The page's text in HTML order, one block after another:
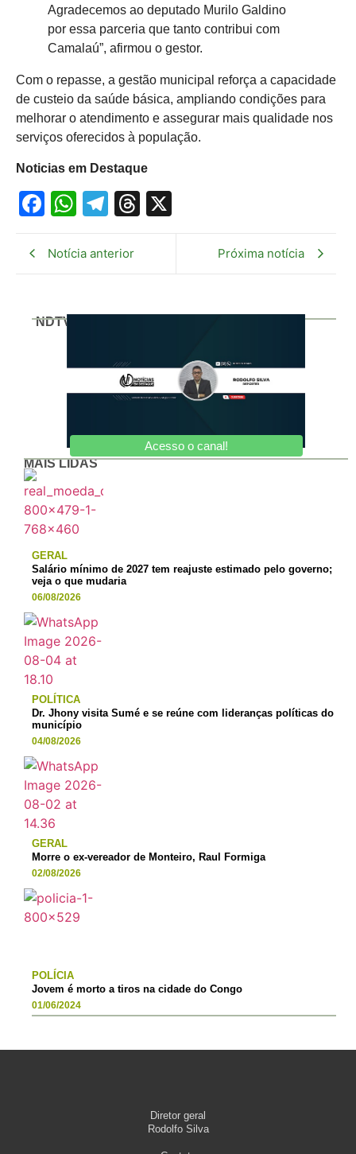
Agradecemos ao deputado Murilo Galdino
por essa parceria que tanto contribui com
Camalaú”, afirmou o gestor.
Com o repasse, a gestão municipal reforça a capacidade
de custeio da saúde básica, ampliando condições para
melhorar o atendimento e assegurar mais qualidade nos
serviços oferecidos à população.
Noticias em Destaque
Facebook
WhatsApp
Telegram
Threads
Notícia anterior Próxima notícia
NDTV
Acesso o canal!
MAIS LIDAS
GERAL
Salário mínimo de 2027 tem reajuste estimado pelo governo;
veja o que mudaria
06/08/2026
POLÍTICA
Dr. Jhony visita Sumé e se reúne com lideranças políticas do
município
04/08/2026
GERAL
Morre o ex-vereador de Monteiro, Raul Formiga
02/08/2026
POLÍCIA
Jovem é morto a tiros na cidade do Congo
01/06/2024
Diretor geral
Rodolfo Silva